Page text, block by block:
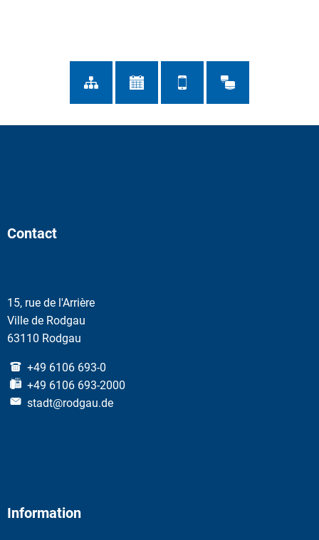
Contact
15, rue de l'Arrière
Ville de Rodgau
63110 Rodgau
+49 6106 693-0
+49 6106 693-2000
stadt@rodgau.de
Information